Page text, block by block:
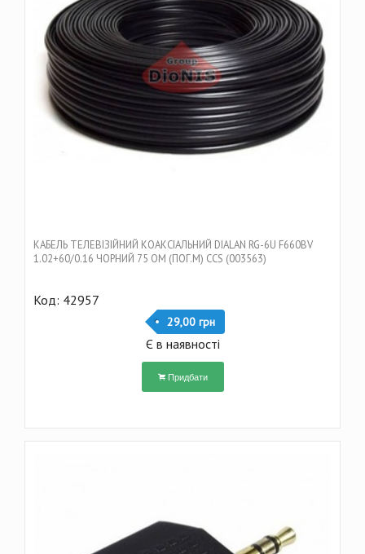
КАБЕЛЬ ТЕЛЕВІЗІЙНИЙ КОАКСІАЛЬНИЙ DIALAN RG-6U F660BV
1.02+60/0.16 ЧОРНИЙ 75 ОМ (ПОГ.М) CCS (003563)
Код: 42957
29,00 грн
Є в наявності
Придбати